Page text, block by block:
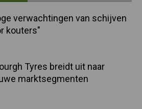
verwachtingen van schijven
kouters"
Tyres breidt uit naar
marktsegmenten